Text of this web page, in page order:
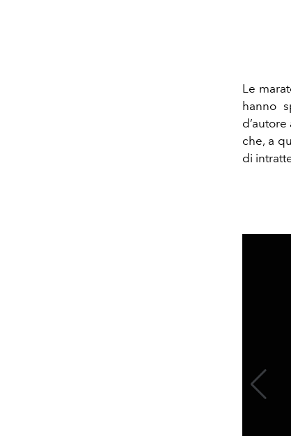
Le
hanno
che, a
di